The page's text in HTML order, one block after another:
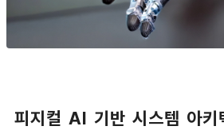
피지컬 AI 기반 시스템 아키